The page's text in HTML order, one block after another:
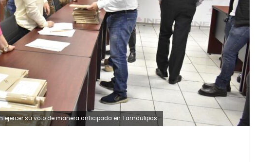
ejercer su voto de manera anticipada en Tamaulipas.